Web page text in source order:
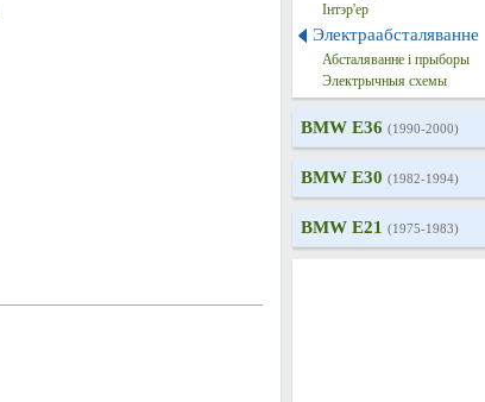
Інтэр'ер
Электраабсталяванне
Абсталяванне і прыборы
Электрычныя схемы
BMW E36 (1990-2000)
BMW E30 (1982-1994)
BMW E21 (1975-1983)